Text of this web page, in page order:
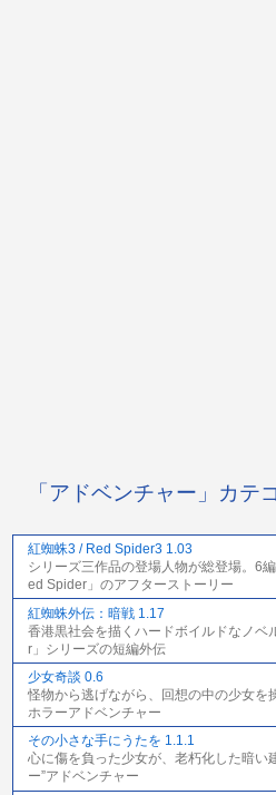
「アドベンチャー」カテ
紅蜘蛛3 / Red Spider3 1.03
シリーズ三作品の登場人物が総登場。6
ed Spider」のアフターストーリー
紅蜘蛛外伝：暗戦 1.17
香港黒社会を描くハードボイルドなノベ
r」シリーズの短編外伝
少女奇談 0.6
怪物から逃げながら、回想の中の少女を
ホラーアドベンチャー
その小さな手にうたを 1.1.1
心に傷を負った少女が、老朽化した暗い
ー”アドベンチャー